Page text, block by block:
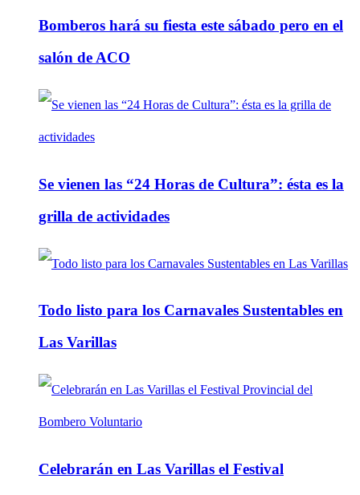
Bomberos hará su fiesta este sábado pero en el
salón de ACO
Se vienen las “24 Horas de Cultura”: ésta es la
grilla de actividades
Todo listo para los Carnavales Sustentables en
Las Varillas
Celebrarán en Las Varillas el Festival